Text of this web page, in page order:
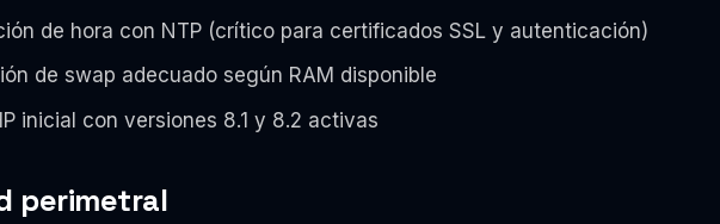
de hora con NTP (crítico para certificados SSL y autenticación)
de swap adecuado según RAM disponible
inicial con versiones 8.1 y 8.2 activas
perimetral